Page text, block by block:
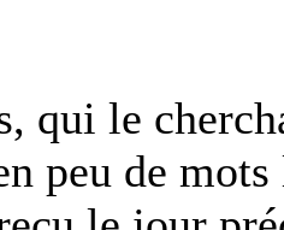
qui le
peu de